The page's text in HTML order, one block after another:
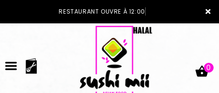
×
RESTAURANT OUVRE À 12:00
0